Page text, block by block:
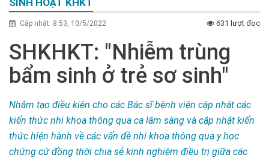
SINH HOẠT KHKT
Cập nhật: 8:53, 10/5/2022 631 lượt đọc
SHKHKT: "Nhiễm trùng
bẩm sinh ở trẻ sơ sinh"
Nhằm tạo điều kiện cho các Bác sĩ bệnh viện cập nhật các
kiến thức nhi khoa thông qua ca lâm sàng và cập nhật kiến
thức hiện hành về các vấn đề nhi khoa thông qua y học
chứng cứ đồng thời chia sẻ kinh nghiệm điều trị giữa các